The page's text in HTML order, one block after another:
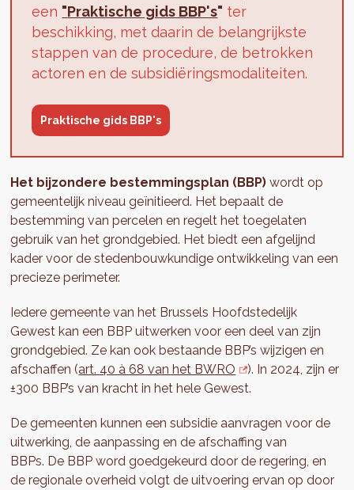
een "Praktische gids BBP's" ter
beschikking, met daarin de belangrijkste
stappen van de procedure, de betrokken
actoren en de subsidiëringsmodaliteiten.
Praktische gids BBP's
Het bijzondere bestemmingsplan (BBP) wordt op
gemeentelijk niveau geïnitieerd. Het bepaalt de
bestemming van percelen en regelt het toegelaten
gebruik van het grondgebied. Het biedt een afgelijnd
kader voor de stedenbouwkundige ontwikkeling van een
precieze perimeter.
Iedere gemeente van het Brussels Hoofdstedelijk
Gewest kan een BBP uitwerken voor een deel van zijn
grondgebied. Ze kan ook bestaande BBP’s wijzigen en
afschaffen (art. 40 à 68 van het BWRO
). In 2024, zijn er
±300 BBP’s van kracht in het hele Gewest.
De gemeenten kunnen een subsidie aanvragen voor de
uitwerking, de aanpassing en de afschaffing van
BBPs. De BBP word goedgekeurd door de regering, en
de regionale overheid volgt de uitvoering ervan op door